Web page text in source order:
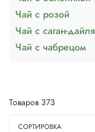
Чай с розой
Чай с саган-дайля
Чай с чабрецом
Товаров 373
СОРТИРОВКА